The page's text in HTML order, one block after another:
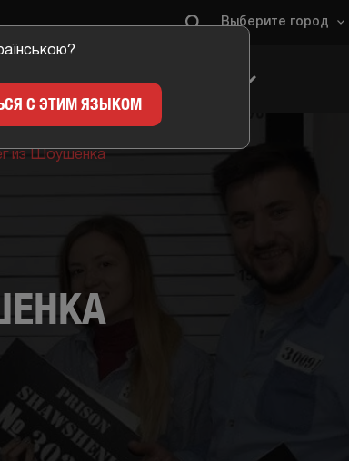
Выберите город
ДЛЯ ИГРОКОВ
из Шоушенка
С ЭТИМ ЯЗЫКОМ